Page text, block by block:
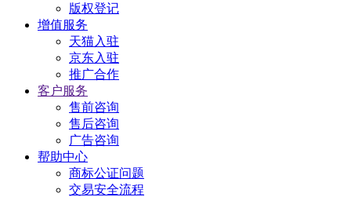
版权登记
增值服务
天猫入驻
京东入驻
推广合作
客户服务
售前咨询
售后咨询
广告咨询
帮助中心
商标公证问题
交易安全流程